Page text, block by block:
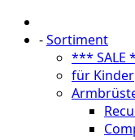
-Sortiment
*** SALE
für Kinder